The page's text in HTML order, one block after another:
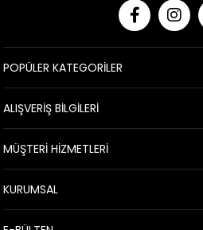
POPÜLER KATEGORİLER
ALIŞVERİŞ BİLGİLERİ
MÜŞTERİ HİZMETLERİ
KURUMSAL